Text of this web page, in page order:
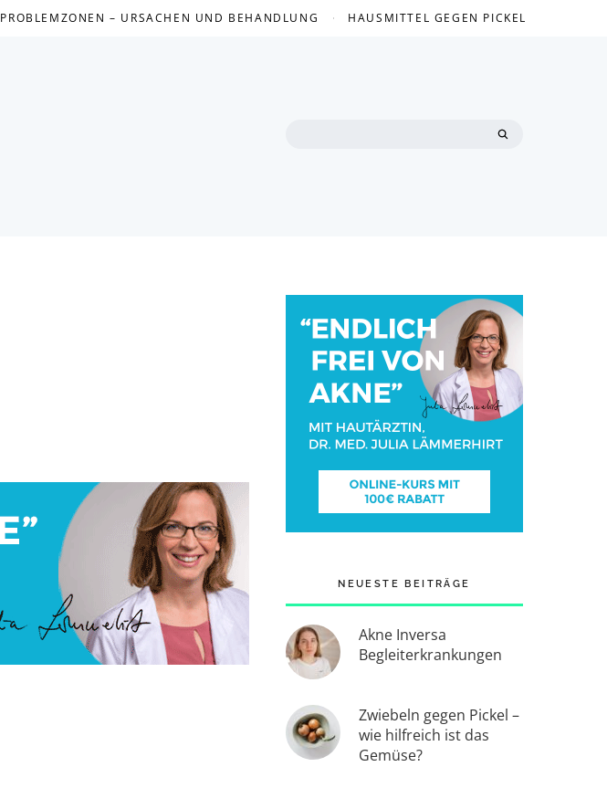
PROBLEMZONEN – URSACHEN UND BEHANDLUNG HAUSMITTEL GEGEN PICKEL
NEUESTE BEITRÄGE
Akne Inversa
Begleiterkrankungen
Zwiebeln gegen Pickel –
wie hilfreich ist das
Gemüse?